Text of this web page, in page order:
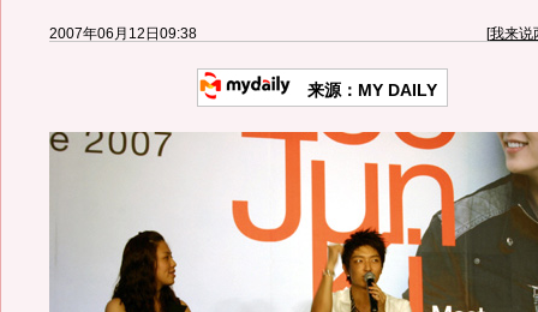
2007年06月12日09:38 [我来说
来源：MY DAILY